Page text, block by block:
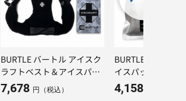
BURTLE バートル アイスク
ラフトベスト＆アイスパッ
クセット AC102S
7,678 円（税込）
BURTLE バートル
イスパック 1Kg
4,158